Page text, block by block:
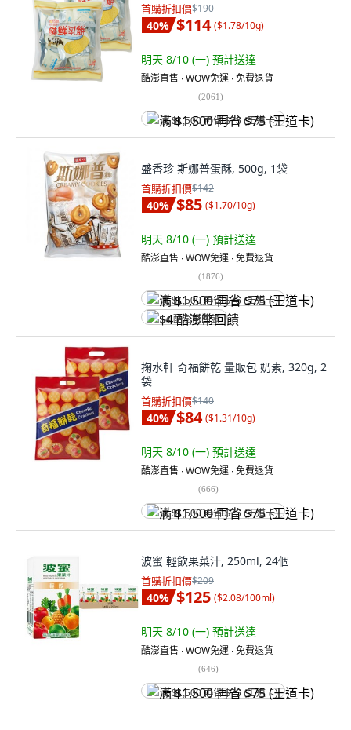
首購折扣價$190
40% $114 ($1.78/10g)
明天 8/10 (一) 預計送達
酷澎直售 ∙ WOW免運 ∙ 免費退貨
(2061)
满 $1,500 再省 $75 (王道卡)
盛香珍 斯娜普蛋酥, 500g, 1袋
首購折扣價$142
40% $85 ($1.70/10g)
明天 8/10 (一) 預計送達
酷澎直售 ∙ WOW免運 ∙ 免費退貨
(1876)
满 $1,500 再省 $75 (王道卡)
$4 酷澎幣回饋
掬水軒 奇福餅乾 量販包 奶素, 320g, 2
袋
首購折扣價$140
40% $84 ($1.31/10g)
明天 8/10 (一) 預計送達
酷澎直售 ∙ WOW免運 ∙ 免費退貨
(666)
满 $1,500 再省 $75 (王道卡)
波蜜 輕飲果菜汁, 250ml, 24個
首購折扣價$209
40% $125 ($2.08/100ml)
明天 8/10 (一) 預計送達
酷澎直售 ∙ WOW免運 ∙ 免費退貨
(646)
满 $1,500 再省 $75 (王道卡)